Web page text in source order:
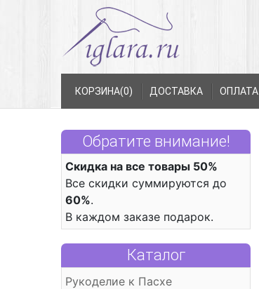
КОРЗИНА(0) ДОСТАВКА ОПЛАТА
Обратите внимание!
Скидка на все товары 50%
Все скидки суммируются до
60%.
В каждом заказе подарок.
Каталог
Рукоделие к Пасхе